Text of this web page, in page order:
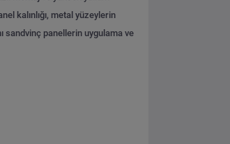
kalınlığı, metal yüzeylerin
sandvinç panellerin uygulama ve